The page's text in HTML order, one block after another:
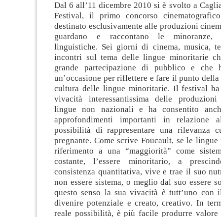
Dal 6 all’11 dicembre 2010 si è svolto a
Festival, il primo concorso
destinato esclusivamente alle produzioni
guardano e raccontano le minoranze,
linguistiche. Sei giorni di cinema, musica,
incontri sul tema delle lingue minoritarie
grande partecipazione di pubblico e che
un’occasione per riflettere e fare il punto
cultura delle lingue minoritarie. Il festival ha
vivacità interessantissima delle
lingue non nazionali e ha consentito
approfondimenti importanti in relazione
possibilità di rappresentare una rilevanza
pregnante. Come scrive Foucault, se le
riferimento a una “maggiorità” come
costante, l’essere minoritario, a
consistenza quantitativa, vive e trae il suo
non essere sistema, o meglio dal suo essere
questo senso la sua vivacità è tutt’uno con
divenire potenziale e creato, creativo. In
reale possibilità, è più facile produrre